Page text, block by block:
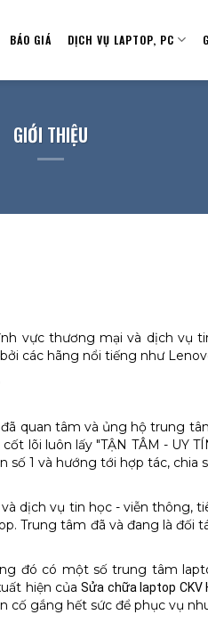
BÁO GIÁ DỊCH VỤ LAPTOP, PC
GIỚI THIỆU
vực thương mại và dịch vụ
các hãng nổi tiếng như
quan tâm và ủng hộ trung
lõi luôn lấy "TẬN TÂM - UY
1 và hướng tới hợp tác, chia
dịch vụ tin học - viễn thông,
Trung tâm đã và đang là đối
đó có một số trung tâm
hiện củaSửa chữa laptop CKV
gắng hết sức để phục vụ